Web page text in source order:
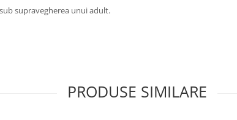
supravegherea unui adult.
PRODUSE SIMILARE